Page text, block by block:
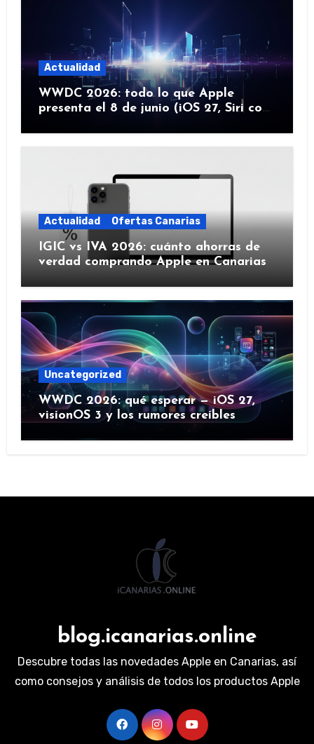
Actualidad
WWDC 2026: todo lo que Apple
presenta el 8 de junio (iOS 27, Siri con
Actualidad Ofertas Canarias
IGIC vs IVA 2026: cuánto ahorras de
verdad comprando Apple en Canarias
Uncategorized
WWDC 2026: qué esperar — iOS 27,
visionOS 3 y los rumores creíbles
blog.icanarias.online
Descubre todas las novedades Apple en Canarias, así
como consejos y análisis de todos los productos Apple